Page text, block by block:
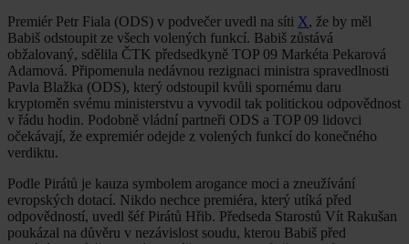
Premiér Petr Fiala (ODS) v podvečer uvedl na síti X, že by měl
Babiš odstoupit ze všech volených funkcí. Babiš zůstává
obžalovaný, sdělila ČTK předsedkyně TOP 09 Markéta Pekarová
Adamová. Připomenula nedávnou rezignaci ministra spravedlnosti
Pavla Blažka (ODS), který odstoupil kvůli spornému daru
kryptoměn svému ministerstvu a vyvodil tak politickou odpovědnost
v řádu hodin. Podobně vládní partneři ODS a TOP 09 lidovci
očekávají, že expremiér odejde z volených funkcí do konečného
verdiktu.
Podle Pirátů je kauza symbolem arogance moci a zneužívání
evropských dotací. Nikdo nechce premiéra, který utíká před
odpovědností, uvedl šéf Pirátů Hřib. Předseda Starostů Vít Rakušan
poukázal na důvěru v nezávislost soudu, kterou Babiš před